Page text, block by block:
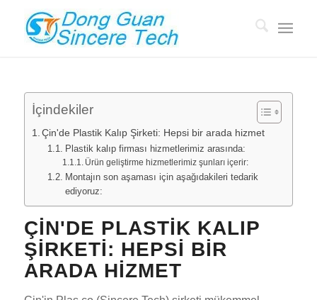
İçindekiler
Çin'de Plastik Kalıp Şirketi: Hepsi bir arada hizmet
Plastik kalıp firması hizmetlerimiz arasında:
Ürün geliştirme hizmetlerimiz şunları içerir:
Montajın son aşaması için aşağıdakileri tedarik
ediyoruz:
ÇIN'DE PLASTIK KALIP
ŞIRKETI: HEPSI BIR
ARADA HIZMET